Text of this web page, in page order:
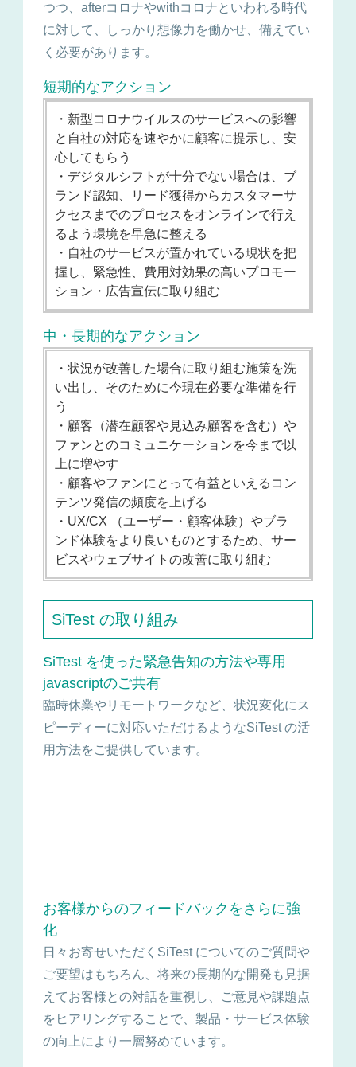
つつ、afterコロナやwithコロナといわれる時代
に対して、しっかり想像力を働かせ、備えてい
く必要があります。
短期的なアクション
・新型コロナウイルスのサービスへの影響
と自社の対応を速やかに顧客に提示し、安
心してもらう
・デジタルシフトが十分でない場合は、ブ
ランド認知、リード獲得からカスタマーサ
クセスまでのプロセスをオンラインで行え
るよう環境を早急に整える
・自社のサービスが置かれている現状を把
握し、緊急性、費用対効果の高いプロモー
ション・広告宣伝に取り組む
中・長期的なアクション
・状況が改善した場合に取り組む施策を洗
い出し、そのために今現在必要な準備を行
う
・顧客（潜在顧客や見込み顧客を含む）や
ファンとのコミュニケーションを今まで以
上に増やす
・顧客やファンにとって有益といえるコン
テンツ発信の頻度を上げる
・UX/CX （ユーザー・顧客体験）やブラ
ンド体験をより良いものとするため、サー
ビスやウェブサイトの改善に取り組む
SiTest の取り組み
SiTest を使った緊急告知の方法や専用
javascriptのご共有
臨時休業やリモートワークなど、状況変化にス
ピーディーに対応いただけるようなSiTest の活
用方法をご提供しています。
お客様からのフィードバックをさらに強
化
日々お寄せいただくSiTest についてのご質問や
ご要望はもちろん、将来の長期的な開発も見据
えてお客様との対話を重視し、ご意見や課題点
をヒアリングすることで、製品・サービス体験
の向上により一層努めています。